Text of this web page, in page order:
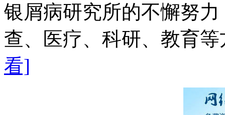
银屑病研究所的不懈努
查、医疗、科研、教育
看]